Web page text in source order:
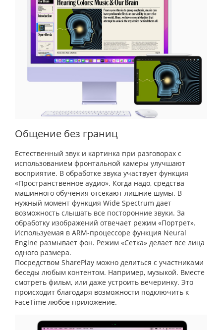
Общение без границ
Естественный звук и картинка при разговорах с
использованием фронтальной камеры улучшают
восприятие. В обработке звука участвует функция
«Пространственное аудио». Когда надо, средства
машинного обучения отсекают лишние шумы. В
нужный момент функция Wide Spectrum дает
возможность слышать все посторонние звуки. За
обработку изображений отвечает режим «Портрет».
Используемая в ARM-процессоре функция Neural
Engine размывает фон. Режим «Сетка» делает все лица
одного размера.
Посредством SharePlay можно делиться с участниками
беседы любым контентом. Например, музыкой. Вместе
смотреть фильм, или даже устроить вечеринку. Это
происходит благодаря возможности подключить к
FaceTime любое приложение.